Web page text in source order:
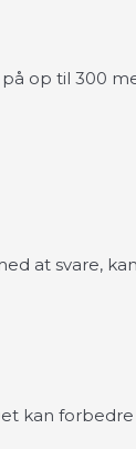
op til 300
at svare,
kan